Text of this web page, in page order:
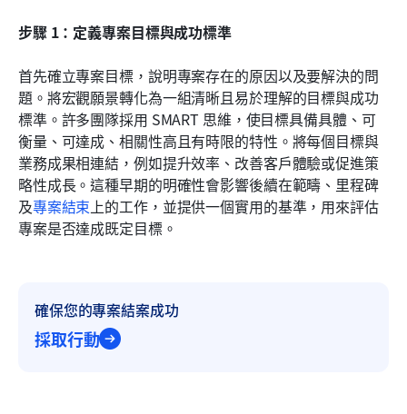
步驟 1：定義專案目標與成功標準
首先確立專案目標，說明專案存在的原因以及要解決的問
題。將宏觀願景轉化為一組清晰且易於理解的目標與成功
標準。許多團隊採用 SMART 思維，使目標具備具體、可
衡量、可達成、相關性高且有時限的特性。將每個目標與
業務成果相連結，例如提升效率、改善客戶體驗或促進策
略性成長。這種早期的明確性會影響後續在範疇、里程碑
及專案結束 上的工作，並提供一個實用的基準，用來評估
專案是否達成既定目標。
確保您的專案結案成功
採取行動